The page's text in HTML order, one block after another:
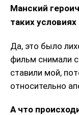
Манский
таких
Да, это было
фильм снимали
ставили мой,
относительно
А что